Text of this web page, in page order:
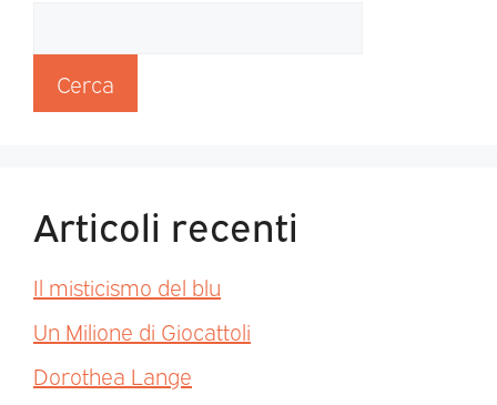
Cerca
Articoli recenti
Il misticismo del blu
Un Milione di Giocattoli
Dorothea Lange